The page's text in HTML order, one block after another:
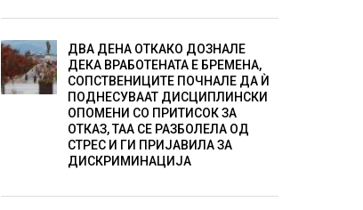
ДВА ДЕНА ОТКАКО ДОЗНАЛЕ
ДЕКА ВРАБОТЕНАТА Е БРЕМЕНА,
СОПСТВЕНИЦИТЕ ПОЧНАЛЕ ДА Ѝ
ПОДНЕСУВААТ ДИСЦИПЛИНСКИ
ОПОМЕНИ СО ПРИТИСОК ЗА
ОТКАЗ, ТАА СЕ РАЗБОЛЕЛА ОД
СТРЕС И ГИ ПРИЈАВИЛА ЗА
ДИСКРИМИНАЦИЈА